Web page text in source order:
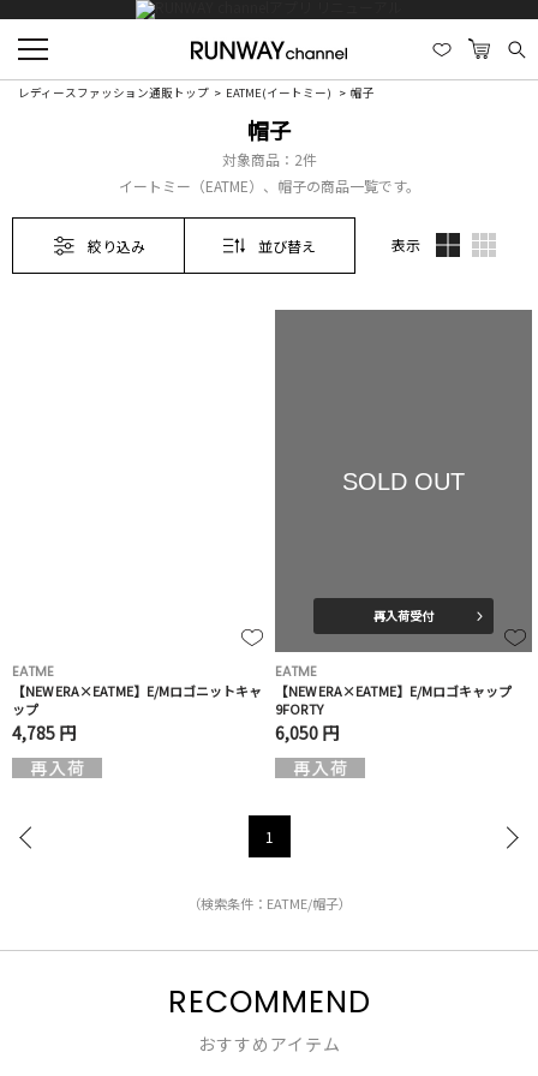
レディースファッション通販トップ EATME(イートミー) 帽子
帽子
対象商品： 2件
イートミー（EATME）、帽子の商品一覧です。
絞り込み 並び替え 表示
EATME
【NEW ERA×EATME】E/Mロゴニットキャ
ップ
4,785 円
SOLD OUT
再入荷受付
EATME
【NEW ERA×EATME】E/Mロゴキャップ
9FORTY
6,050 円
1
（検索条件：EATME/帽子）
RECOMMEND
おすすめアイテム